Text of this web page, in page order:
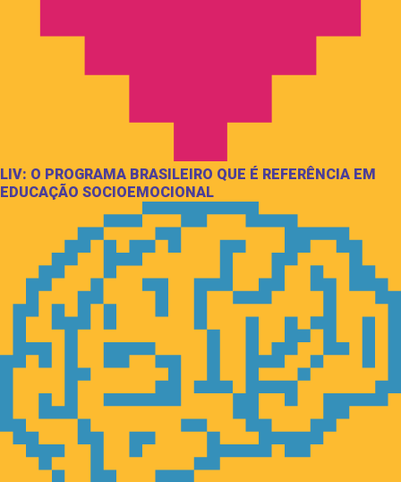
LIV: O PROGRAMA BRASILEIRO QUE É REFERÊNCIA EM
EDUCAÇÃO SOCIOEMOCIONAL